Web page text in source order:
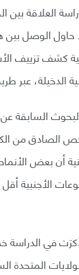
العلاقة بين
حاول الوصل
كشف
الدخيلة، عبر
السابقة
الصادق من
أن بعض
الأجنبية أقل
في الدراسة
الولايات